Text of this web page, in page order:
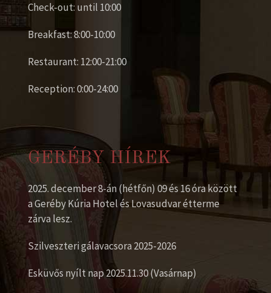
Check-out: until 10:00
Breakfast: 8:00-10:00
Restaurant: 12:00-21:00
Reception: 0:00-24:00
GERÉBY HÍREK
2025. december 8-án (hétfőn) 09 és 16 óra között
a Geréby Kúria Hotel és Lovasudvar étterme
zárva lesz.
Szilveszteri gálavacsora 2025-2026
Esküvős nyílt nap 2025.11.30 (Vasárnap)